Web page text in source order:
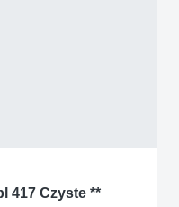
417 Czyste **